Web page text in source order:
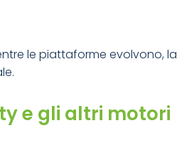
le piattaforme evolvono, la
e gli altri motori